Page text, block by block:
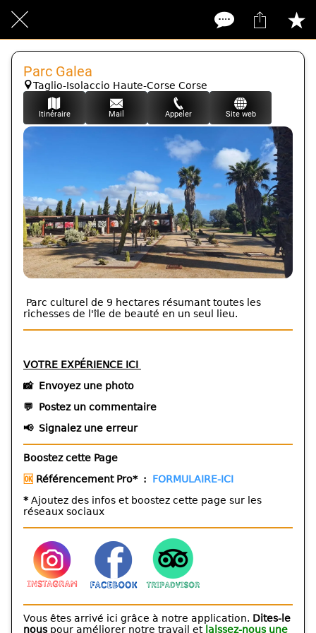
Parc Galea
Taglio-Isolaccio Haute-Corse Corse
Itinéraire Mail Appeler Site web
Parc culturel de 9 hectares résumant toutes les
richesses de l'île de beauté en un seul lieu.
VOTRE EXPÉRIENCE ICI
📸 Envoyez une photo
💬 Postez un commentaire
📢 Signalez une erreur
Boostez cette Page
🆗 Référencement Pro* : FORMULAIRE-ICI
* Ajoutez des infos et boostez cette page sur les
réseaux sociaux
Vous êtes arrivé ici grâce à notre application. Dites-le
nouspour améliorer notre travail et laissez-nous une